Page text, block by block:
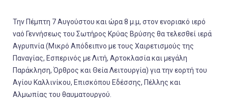
Την Πέμπτη 7 Αυγούστου και ώρα 8 μ.μ, στον ενοριακό ιερό
ναό Γεννήσεως του Σωτήρος Κρύας Βρύσης θα τελεσθεί ιερά
Αγρυπνία (Μικρό Απόδειπνο με τους Χαιρετισμούς της
Παναγίας, Εσπερινός με Λιτή, Αρτοκλασία και μεγάλη
Παράκληση, Όρθρος και Θεία Λειτουργία) για την εορτή του
Αγίου Καλλινίκου, Επισκόπου Εδέσσης, Πέλλης και
Αλμωπίας του θαυματουργού.